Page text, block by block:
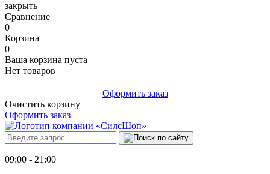
закрыть
Сравнение
0
Корзина
0
Ваша корзина пуста
Нет товаров
Оформить заказ
Очистить корзину
Оформить заказ
09:00 - 21:00